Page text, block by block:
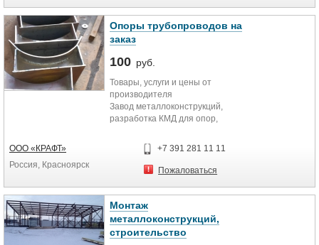
Разработка всех разделов проекта
любой сложности, под ключ.
Опоры трубопроводов на
заказ
100 руб.
Товары, услуги и цены от
производителя
Завод металлоконструкций,
разработка КМД для опор,
любой сложности.
Оперативно и в срок.
Изготавливаем
Производим опоры аналог ХИЛТИ,
анкера класса прочности 8,8
аналог ХИЛТИ, Производство
металлоконструкций любой
ООО «КРАФТ»
Россия, Красноярск
+7 391 281 11 11
Пожаловаться
Монтаж
металлоконструкций,
строительство